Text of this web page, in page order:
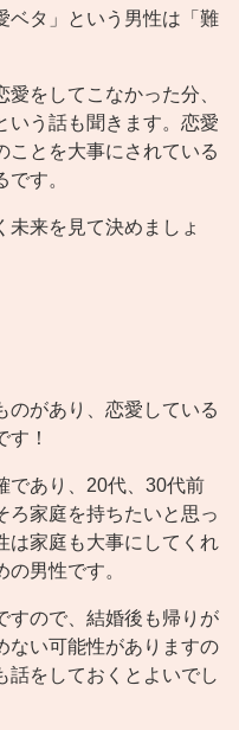
ベタ」という男性は「難
をしてこなかった分、
いう話も聞きます。恋愛
ことを大事にされている
す。
未来を見て決めましょ
のがあり、恋愛している
！
であり、20代、30代前
ろ家庭を持ちたいと思っ
は家庭も大事にしてくれ
男性です。
すので、結婚後も帰りが
ない可能性がありますの
話をしておくとよいでし